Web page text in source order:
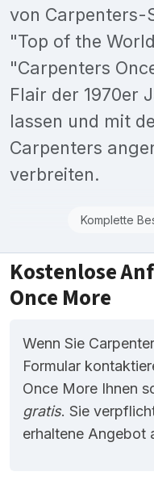
von Carpenters-
"Top of the
"Carpenters
Flair der 1970er
lassen und mit
Carpenters
verbreiten.
Komplette
Kostenlose
Once More
Wenn Sie
Formular
Once More Ihnen
gratis. Sie
erhaltene Angebot